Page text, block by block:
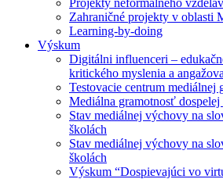
Projekty neformálneho
Zahraničné projekty v oblasti
Learning-by-doing
Výskum
Digitálni influenceri –
kritického myslenia a
Testovacie centrum mediálnej
Mediálna gramotnosť dospelej
Stav mediálnej výchovy na
školách
Stav mediálnej výchovy na
školách
Výskum “Dospievajúci vo